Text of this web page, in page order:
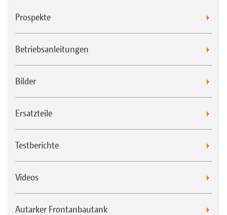
Prospekte
Betriebsanleitungen
Bilder
Ersatzteile
Testberichte
Videos
Autarker Frontanbautank